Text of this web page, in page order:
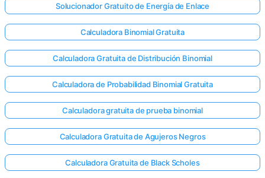
Solucionador Gratuito de Energía de Enlace
Calculadora Binomial Gratuita
Calculadora Gratuita de Distribución Binomial
Calculadora de Probabilidad Binomial Gratuita
Calculadora gratuita de prueba binomial
Calculadora Gratuita de Agujeros Negros
Calculadora Gratuita de Black Scholes